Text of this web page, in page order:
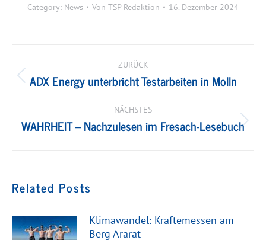
Category: News Von TSP Redaktion 16. Dezember 2024
ZURÜCK
Vorheriger
ADX Energy unterbricht Testarbeiten in Molln
NÄCHSTES
Nächster
WAHRHEIT – Nachzulesen im Fresach-Lesebuch
Related Posts
Klimawandel: Kräftemessen am
Berg Ararat